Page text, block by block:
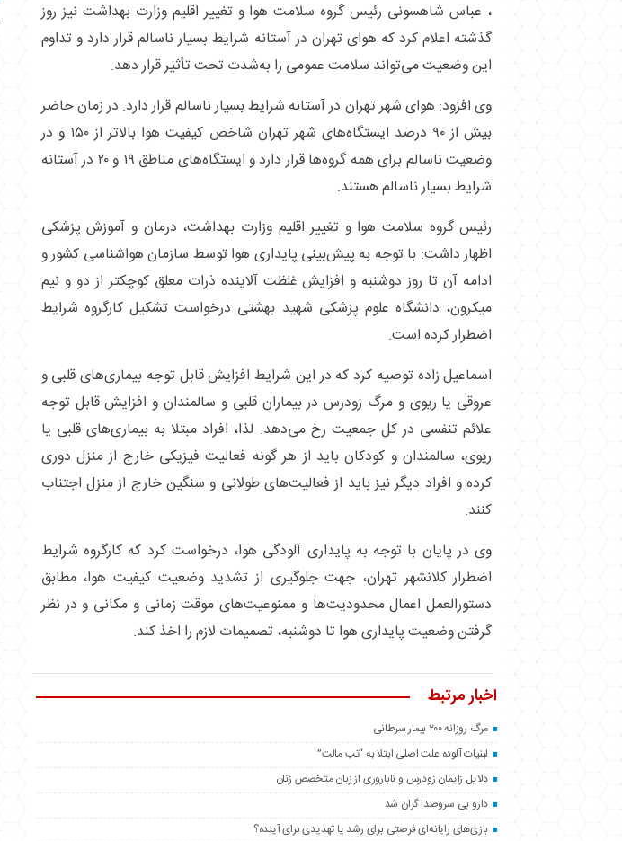
، عباس شاهسونی رئیس گروه سلامت هوا و تغییر اقلیم وزارت بهداشت نیز روز
گذشته اعلام کرد که هوای تهران در آستانه شرایط بسیار ناسالم قرار دارد و تداوم
این وضعیت می‌تواند سلامت عمومی را به‌شدت تحت تأثیر قرار دهد.
وی افزود: هوای شهر تهران در آستانه شرایط بسیار ناسالم قرار دارد. در زمان حاضر
بیش از ۹۰ درصد ایستگاه‌های شهر تهران شاخص کیفیت هوا بالاتر از ۱۵۰ و در
وضعیت ناسالم برای همه گروه‌ها قرار دارد و ایستگاه‌های مناطق ۱۹ و ۲۰ در آستانه
شرایط بسیار ناسالم هستند.
رئیس گروه سلامت هوا و تغییر اقلیم وزارت بهداشت، درمان و آموزش پزشکی
اظهار داشت: با توجه به پیش‌بینی پایداری هوا توسط سازمان هواشناسی کشور و
ادامه آن تا روز دوشنبه و افزایش غلظت آلاینده ذرات معلق کوچکتر از دو و نیم
میکرون، دانشگاه علوم پزشکی شهید بهشتی درخواست تشکیل کارگروه شرایط
اضطرار کرده است.
اسماعیل زاده توصیه کرد که در این شرایط افزایش قابل توجه بیماری‌های قلبی و
عروقی یا ریوی و مرگ زودرس در بیماران قلبی و سالمندان و افزایش قابل توجه
علائم تنفسی در کل جمعیت رخ می‌دهد. لذا، افراد مبتلا به بیماری‌های قلبی یا
ریوی، سالمندان و کودکان باید از هر گونه فعالیت فیزیکی خارج از منزل دوری
کرده و افراد دیگر نیز باید از فعالیت‌های طولانی و سنگین خارج از منزل اجتناب
کنند.
وی در پایان با توجه به پایداری آلودگی هوا، درخواست کرد که کارگروه شرایط
اضطرار کلانشهر تهران، جهت جلوگیری از تشدید وضعیت کیفیت هوا، مطابق
دستورالعمل اعمال محدودیت‌ها و ممنوعیت‌های موقت زمانی و مکانی و در نظر
گرفتن وضعیت پایداری هوا تا دوشنبه، تصمیمات لازم را اخذ کند.
اخبار مرتبط
مرگ روزانه ۲۰۰ بیمار سرطانی
لبنیات آلوده علت اصلی ابتلا به “تب مالت”
دلایل زایمان زودرس و ناباروری از زبان متخصص زنان
دارو بی سروصدا گران شد
بازی‌های رایانه‌ای فرصتی برای رشد یا تهدیدی برای آینده؟